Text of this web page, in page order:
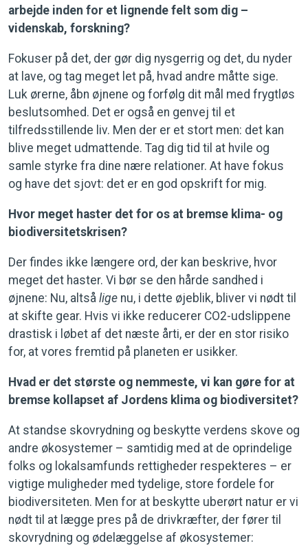
arbejde inden for et lignende felt som dig –
videnskab, forskning?
Fokuser på det, der gør dig nysgerrig og det, du nyder
at lave, og tag meget let på, hvad andre måtte sige.
Luk ørerne, åbn øjnene og forfølg dit mål med frygtløs
beslutsomhed. Det er også en genvej til et
tilfredsstillende liv. Men der er et stort men: det kan
blive meget udmattende. Tag dig tid til at hvile og
samle styrke fra dine nære relationer. At have fokus
og have det sjovt: det er en god opskrift for mig.
Hvor meget haster det for os at bremse klima- og
biodiversitetskrisen?
Der findes ikke længere ord, der kan beskrive, hvor
meget det haster. Vi bør se den hårde sandhed i
øjnene: Nu, altså lige nu, i dette øjeblik, bliver vi nødt til
at skifte gear. Hvis vi ikke reducerer CO2-udslippene
drastisk i løbet af det næste årti, er der en stor risiko
for, at vores fremtid på planeten er usikker.
Hvad er det største og nemmeste, vi kan gøre for at
bremse kollapset af Jordens klima og biodiversitet?
At standse skovrydning og beskytte verdens skove og
andre økosystemer – samtidig med at de oprindelige
folks og lokalsamfunds rettigheder respekteres – er
vigtige muligheder med tydelige, store fordele for
biodiversiteten. Men for at beskytte uberørt natur er vi
nødt til at lægge pres på de drivkræfter, der fører til
skovrydning og ødelæggelse af økosystemer: